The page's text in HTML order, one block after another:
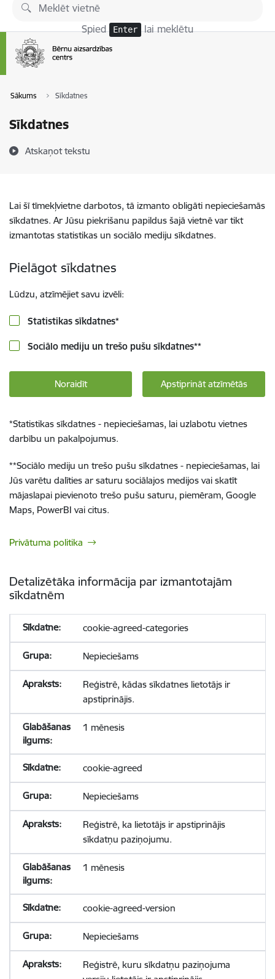
Pāriet uz lapas saturu
Spied Enter lai meklētu
Sākums Sīkdatnes
Sīkdatnes
Atskaņot tekstu
Lai šī tīmekļvietne darbotos, tā izmanto obligāti nepieciešamās
sīkdatnes. Ar Jūsu piekrišanu papildus šajā vietnē var tikt
izmantotas statistikas un sociālo mediju sīkdatnes.
Pielāgot sīkdatnes
Lūdzu, atzīmējiet savu izvēli:
Statistikas sīkdatnes*
Sociālo mediju un trešo pušu sīkdatnes**
Noraidīt Apstiprināt atzīmētās
*Statistikas sīkdatnes - nepieciešamas, lai uzlabotu vietnes
darbību un pakalpojumus.
**Sociālo mediju un trešo pušu sīkdatnes - nepieciešamas, lai
Jūs varētu dalīties ar saturu sociālajos medijos vai skatīt
mājaslapai pievienoto trešo pušu saturu, piemēram, Google
Maps, PowerBI vai citus.
Privātuma politika
Detalizētāka informācija par izmantotajām
sīkdatnēm
cookie-agreed-categories
Nepieciešams
Reģistrē, kādas sīkdatnes lietotājs ir
apstiprinājis.
1 mēnesis
cookie-agreed
Nepieciešams
Reģistrē, ka lietotājs ir apstiprinājis
sīkdatņu paziņojumu.
1 mēnesis
cookie-agreed-version
Nepieciešams
Reģistrē, kuru sīkdatņu paziņojuma